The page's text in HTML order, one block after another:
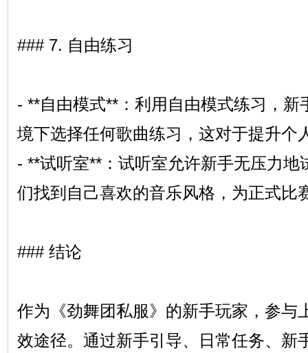
### 7. 自由练习
- **自由模式**：利用自由模式练习，新
境下选择任何歌曲练习，这对于提升个
- **试听室**：试听室允许新手无压力地
们找到自己喜欢的音乐风格，为正式比
### 结论
作为《劲舞团私服》的新手玩家，参与
效途径。通过新手引导、日常任务、新